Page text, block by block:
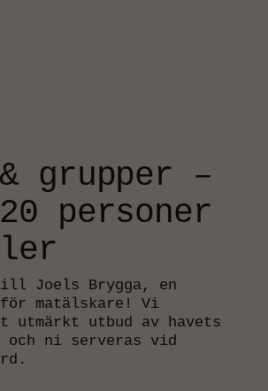
grupper –
personer
till Joels Brygga, en
för matälskare! Vi
utmärkt utbud av havets
och ni serveras vid